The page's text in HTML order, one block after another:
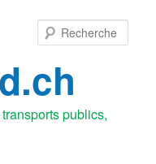
publics,